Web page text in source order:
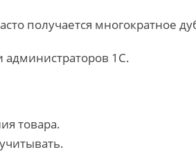
получается многократное
администраторов 1С.
товара.